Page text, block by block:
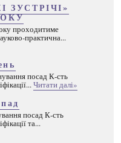
ЗУСТРІЧІ»
проходитиме
практична...
посад К-сть
Читати далі»
посад К-сть
та...